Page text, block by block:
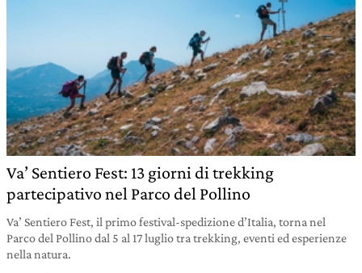
Va’ Sentiero Fest: 13 giorni di trekking
partecipativo nel Parco del Pollino
Va’ Sentiero Fest, il primo festival-spedizione d’Italia, torna nel
Parco del Pollino dal 5 al 17 luglio tra trekking, eventi ed esperienze
nella natura.